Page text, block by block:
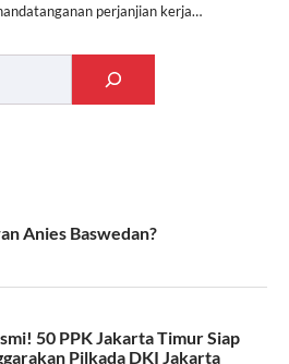
perjanjian kerja…